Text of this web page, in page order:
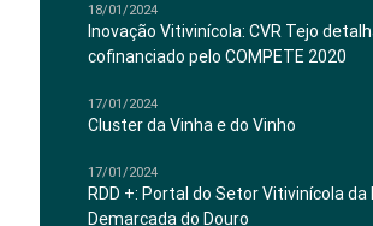
18/01/2024
Inovação Vitivinícola: CVR Tejo
cofinanciado pelo COMPETE 2020
17/01/2024
Cluster da Vinha e do Vinho
17/01/2024
RDD +: Portal do Setor Vitivinícola da
Demarcada do Douro